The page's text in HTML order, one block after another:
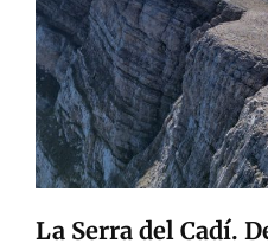
La Serra del Cadí.